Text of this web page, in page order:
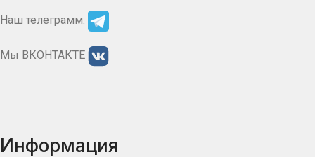
Наш телеграмм:
Мы ВКОНТАКТЕ
Информация